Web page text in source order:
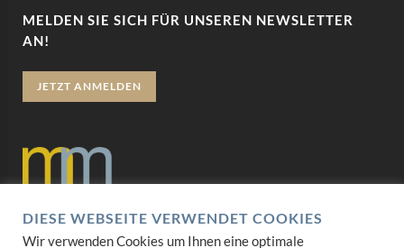
MELDEN SIE SICH FÜR UNSEREN NEWSLETTER
AN!
JETZT ANMELDEN
Datenschutz
DIESE WEBSEITE VERWENDET COOKIES
Wir verwenden Cookies um Ihnen eine optimale